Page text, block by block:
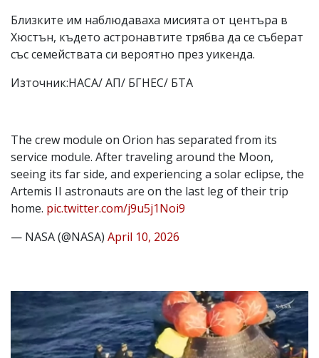
Близките им наблюдаваха мисията от центъра в
Хюстън, където астронавтите трябва да се съберат
със семействата си вероятно през уикенда.
Източник:НАСА/ АП/ БГНЕС/ БТА
The crew module on Orion has separated from its
service module. After traveling around the Moon,
seeing its far side, and experiencing a solar eclipse, the
Artemis II astronauts are on the last leg of their trip
home. pic.twitter.com/j9u5j1Noi9
— NASA (@NASA) April 10, 2026